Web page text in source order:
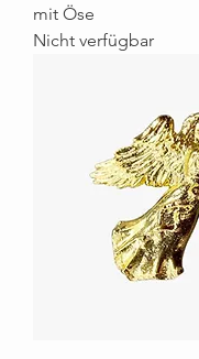
mit Öse
Nicht verfügbar